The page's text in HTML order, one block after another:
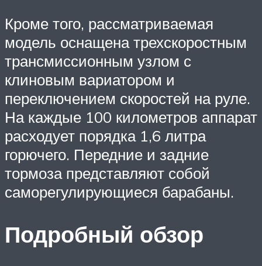
Кроме того, рассматриваемая
модель оснащена трехскоростным
трансмиссионным узлом с
клиновым вариатором и
переключением скоростей на руле.
На каждые 100 километров аппарат
расходует порядка 1,6 литра
горючего. Передние и задние
тормоза представляют собой
саморегулирующиеся барабаны.
Подробный обзор